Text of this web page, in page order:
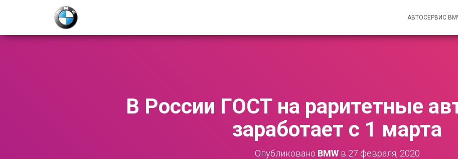
АВТОСЕРВИС
В России ГОСТ на раритетные
заработает с 1 марта
Опубликовано BMWв 27 февраля, 2020